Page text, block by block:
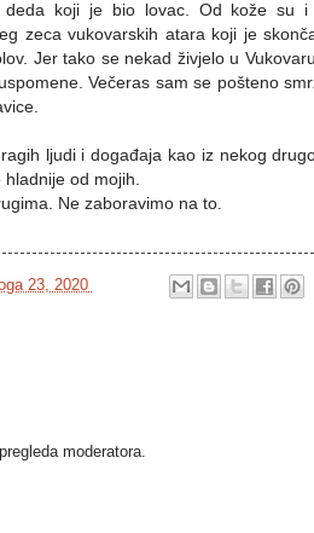
koji je bio lovac. Od kože su i
zeca vukovarskih atara koji je
Jer tako se nekad živjelo u
Večeras sam se pošteno
ljudi i događaja kao iz nekog
od mojih.
Ne zaboravimo na to.
23, 2020
moderatora.